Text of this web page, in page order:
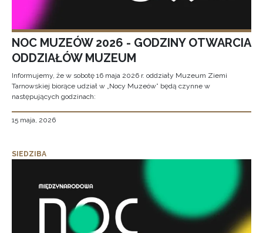
NOC MUZEÓW 2026 - GODZINY OTWARCIA
ODDZIAŁÓW MUZEUM
Informujemy, że w sobotę 16 maja 2026 r. oddziały Muzeum Ziemi
Tarnowskiej biorące udział w „Nocy Muzeów” będą czynne w
następujących godzinach:
15 maja, 2026
SIEDZIBA